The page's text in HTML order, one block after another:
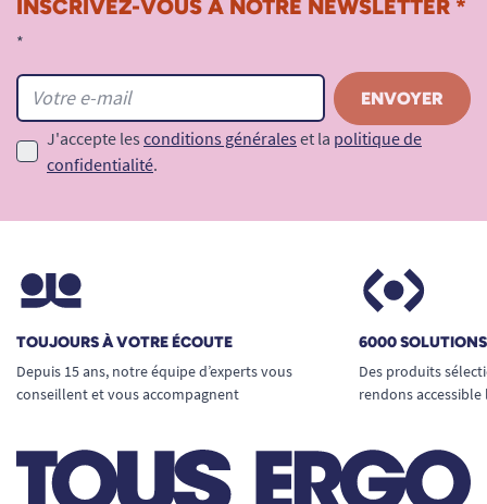
INSCRIVEZ-VOUS À NOTRE NEWSLETTER *
*
J'accepte les conditions générales et la politique de
confidentialité.
TOUJOURS À VOTRE ÉCOUTE
Depuis 15 ans, notre équipe d’experts vous
conseillent et vous accompagnent
6000
Des produits
rendons